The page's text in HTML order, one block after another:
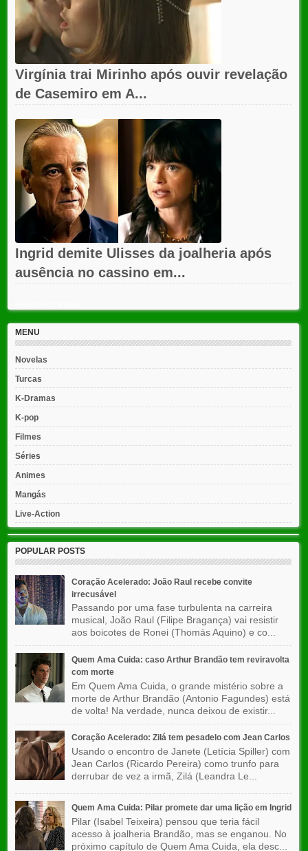
Virgínia trai Mirinho após ouvir revelação
de Casemiro em A...
Ingrid demite Ulisses da joalheria após
ausência no cassino em...
MENU
Novelas
Turcas
K-Dramas
K-pop
Filmes
Séries
Animes
Mangás
Live-Action
POPULAR POSTS
Coração Acelerado: João Raul recebe convite
irrecusável
Passando por uma fase turbulenta na carreira
musical, João Raul (Filipe Bragança) vai resistir
aos boicotes de Ronei (Thomás Aquino) e co...
Quem Ama Cuida: caso Arthur Brandão tem reviravolta
com morte
Em Quem Ama Cuida, o grande mistério sobre a
morte de Arthur Brandão (Antonio Fagundes) está
de volta! Na verdade, nunca deixou de existir...
Coração Acelerado: Zilá tem pesadelo com Jean Carlos
Usando o encontro de Janete (Letícia Spiller) com
Jean Carlos (Ricardo Pereira) como trunfo para
derrubar de vez a irmã, Zilá (Leandra Le...
Quem Ama Cuida: Pilar promete dar uma lição em Ingrid
Pilar (Isabel Teixeira) pensou que teria fácil
acesso à joalheria Brandão, mas se enganou. No
próximo capítulo de Quem Ama Cuida, ela desc...